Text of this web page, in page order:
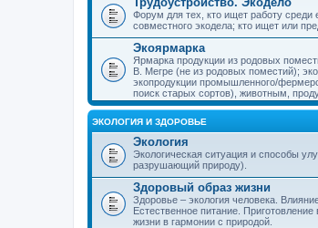
Форум для тех, кто ищет работу
совместного экодела; кто ищет или
Экоярмарка
Ярмарка продукции из родовых
В. Мегре (не из родовых поместий);
экопродукции промышленного/
поиск старых сортов), животным,
ЭКОЛОГИЯ И ЗДОРОВЬЕ
Экология
Экологическая ситуация и способы
разрушающий природу).
Здоровый образ жизни
Здоровье – экология человека.
Естественное питание.
жизни в гармонии с природой.